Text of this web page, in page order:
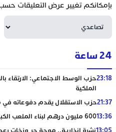
بإمكانكم تغيير عرض التعليقات حسب
24 ساعة
23:18حزب الوسط الاجتماعي: الارتقاء
الملكية
21:37حزب الاستقلال يقدم دفوعاته
13:36600 مليون درهم لبناء الملعب الكبير بمكناس